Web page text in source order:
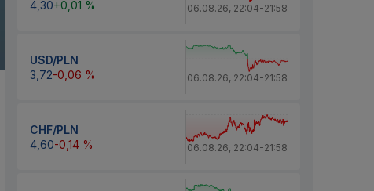
4,30+0,01 % 06.08.26, 22:04-21:58
USD/PLN
3,72-0,06 % 06.08.26, 22:04-21:58
CHF/PLN
4,60-0,14 % 06.08.26, 22:04-21:58